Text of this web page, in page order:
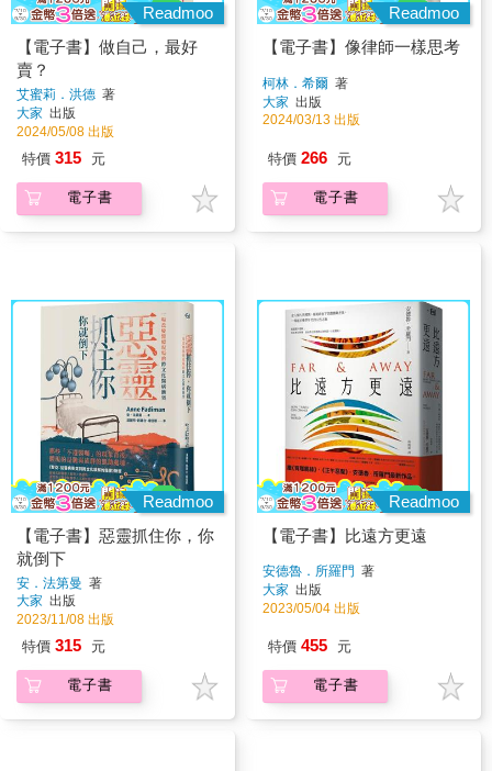
Readmoo
【電子書】做自己，最好
賣？
艾蜜莉．洪德 著
大家 出版
2024/05/08 出版
特價 315 元
電子書
Readmoo
【電子書】像律師一樣思考
柯林．希爾 著
大家 出版
2024/03/13 出版
特價 266 元
電子書
Readmoo
【電子書】惡靈抓住你，你
就倒下
安．法第曼 著
大家 出版
2023/11/08 出版
特價 315 元
電子書
Readmoo
【電子書】比遠方更遠
安德魯．所羅門 著
大家 出版
2023/05/04 出版
特價 455 元
電子書